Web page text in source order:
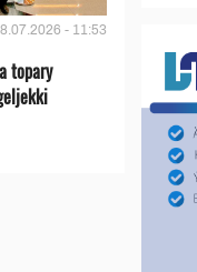
- 11:53
topary